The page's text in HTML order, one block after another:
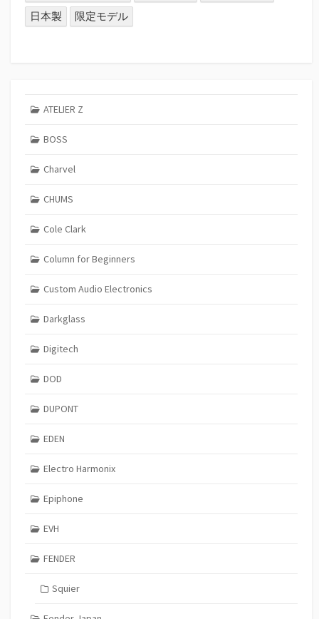
日本製
限定モデル
ATELIER Z
BOSS
Charvel
CHUMS
Cole Clark
Column for Beginners
Custom Audio Electronics
Darkglass
Digitech
DOD
DUPONT
EDEN
Electro Harmonix
Epiphone
EVH
FENDER
Squier